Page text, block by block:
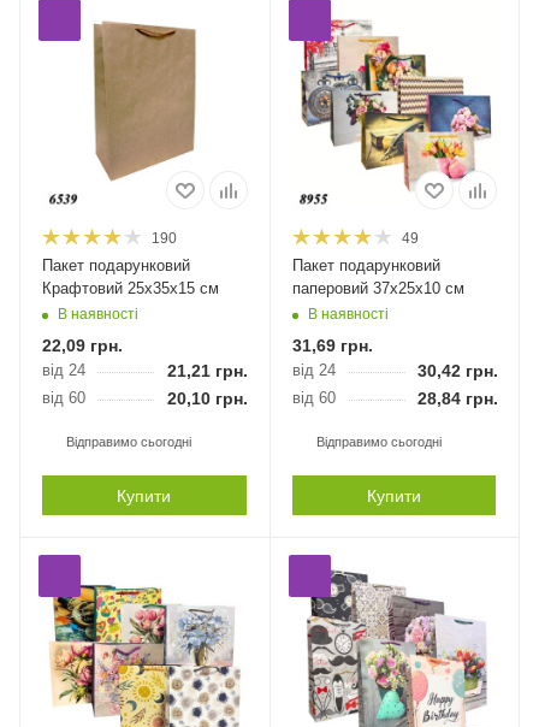
190
Пакет подарунковий
Крафтовий 25х35х15 см
В наявності
22,09 грн.
від 24 21,21 грн.
від 60 20,10 грн.
Відправимо сьогодні
Купити
49
Пакет подарунковий
паперовий 37х25х10 см
В наявності
31,69грн.
від 24 30,42грн.
від 60 28,84грн.
Відправимо сьогодні
Купити